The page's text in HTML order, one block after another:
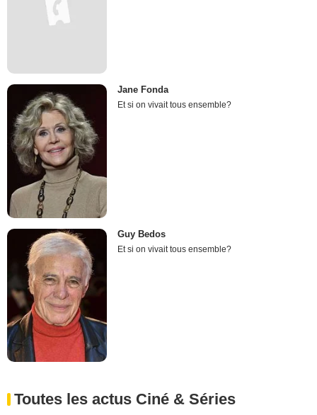
Jane Fonda
Et si on vivait tous ensemble?
Guy Bedos
Et si on vivait tous ensemble?
Toutes les actus Ciné & Séries